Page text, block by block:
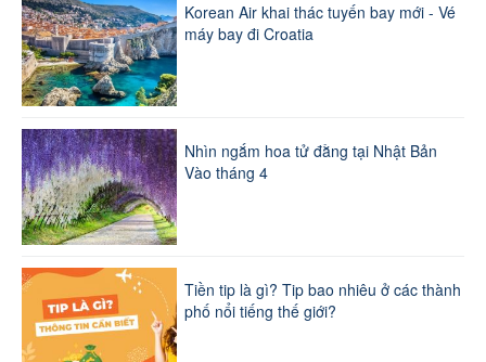
Korean Air khai thác tuyến bay mới - Vé
máy bay đi Croatia
Nhìn ngắm hoa tử đằng tại Nhật Bản
Vào tháng 4
Tiền tip là gì? Tip bao nhiêu ở các thành
phố nổi tiếng thế giới?